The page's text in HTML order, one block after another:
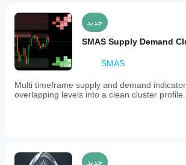
جديد
SMAS Supply Demand
SMAS
Multi timeframe supply and demand
overlapping levels into a clean cluster profile.
جديد